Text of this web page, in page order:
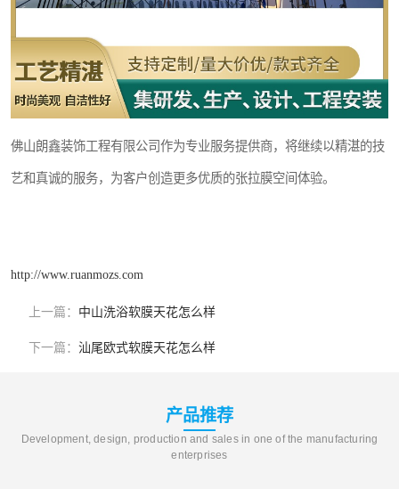
佛山朗鑫装饰工程有限公司作为专业服务提供商，将继续以精湛的技
艺和真诚的服务，为客户创造更多优质的张拉膜空间体验。
http://www.ruanmozs.com
上一篇： 中山洗浴软膜天花怎么样
下一篇： 汕尾欧式软膜天花怎么样
产品推荐
Development, design, production and sales in one of the manufacturing
enterprises